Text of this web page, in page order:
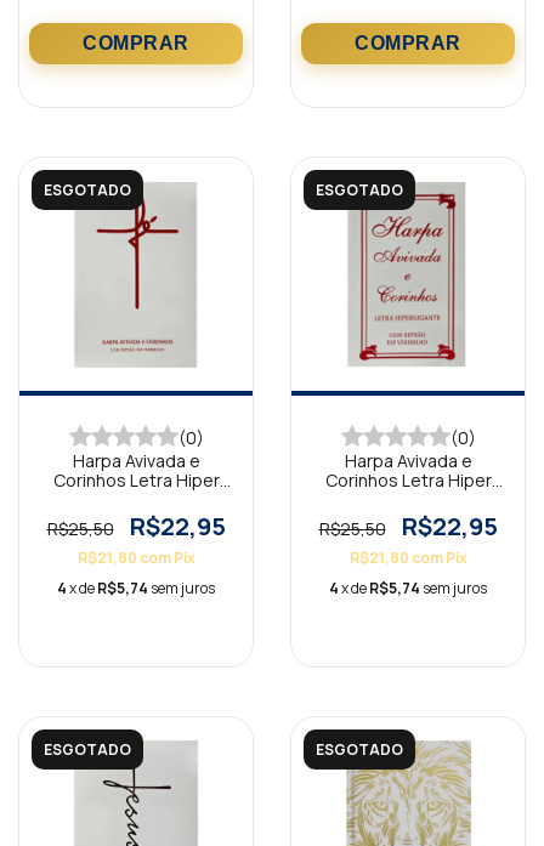
ESGOTADO
(0)
Harpa Avivada e
Corinhos Letra Hiper
Branca
R$25,50 R$22,95
R$21,80 com Pix
4x deR$5,74 sem juros
ESGOTADO
(0)
Harpa Avivada e
Corinhos Letra Hiper
Tradicional Branca
R$25,50 R$22,95
R$21,80 com Pix
4x deR$5,74 sem juros
ESGOTADO ESGOTADO